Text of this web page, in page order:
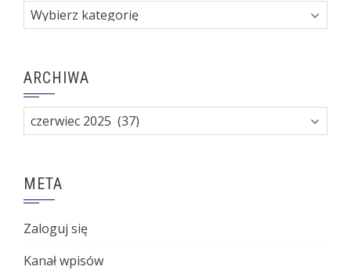
Kategorie
ARCHIWA
Archiwa
META
Zaloguj się
Kanał wpisów